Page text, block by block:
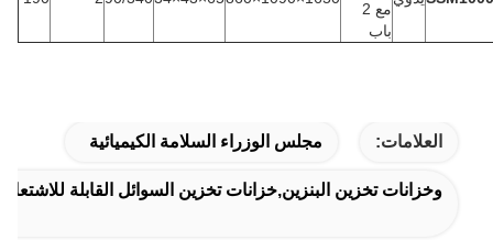
مع 2
باب
العلامات: مجلس الوزراء السلامة الكيميائية
وخزانات تخزين البنزين,خزانات تخزين السوائل القابلة للاشتعال